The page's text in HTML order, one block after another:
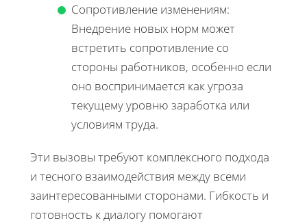
Сопротивление изменениям:
Внедрение новых норм может
встретить сопротивление со
стороны работников, особенно если
оно воспринимается как угроза
текущему уровню заработка или
условиям труда.
Эти вызовы требуют комплексного подхода
и тесного взаимодействия между всеми
заинтересованными сторонами. Гибкость и
готовность к диалогу помогают